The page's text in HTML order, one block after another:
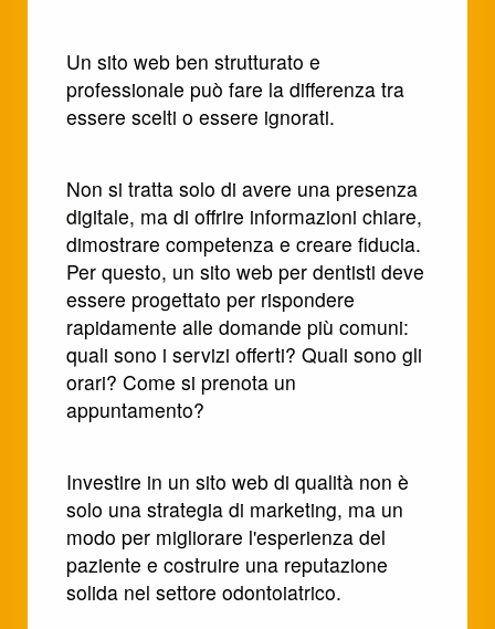
Un sito web ben strutturato e
professionale può fare la differenza tra
essere scelti o essere ignorati.
Non si tratta solo di avere una presenza
digitale, ma di offrire informazioni chiare,
dimostrare competenza e creare fiducia.
Per questo, un sito web per dentisti deve
essere progettato per rispondere
rapidamente alle domande più comuni:
quali sono i servizi offerti? Quali sono gli
orari? Come si prenota un
appuntamento?
Investire in un sito web di qualità non è
solo una strategia di marketing, ma un
modo per migliorare l'esperienza del
paziente e costruire una reputazione
solida nel settore odontoiatrico.